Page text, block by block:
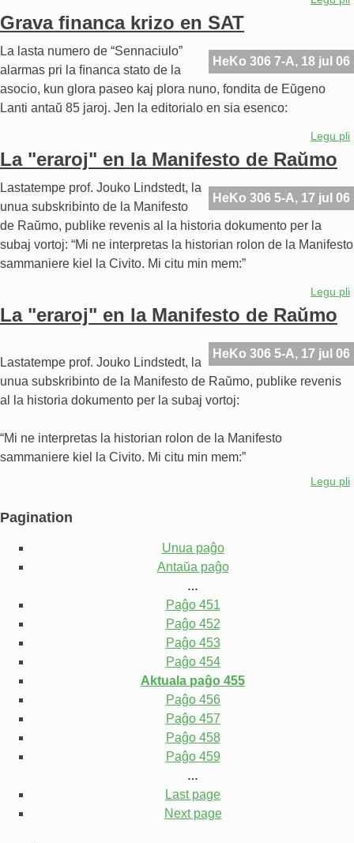
Grava financa krizo en SAT
HeKo 306 7-A, 18 jul 06
La lasta numero de “Sennaciulo”
alarmas pri la ﬁnanca stato de la
asocio, kun glora paseo kaj plora nuno, fondita de Eŭgeno
Lanti antaŭ 85 jaroj. Jen la editorialo en sia esenco:
Legu pli
La "eraroj" en la Manifesto de Raŭmo
HeKo 306 5-A, 17 jul 06
Lastatempe prof. Jouko Lindstedt, la
unua subskribinto de la Manifesto
de Raŭmo, publike revenis al la historia dokumento per la
subaj vortoj: “Mi ne interpretas la historian rolon de la Manifesto
sammaniere kiel la Civito. Mi citu min mem:”
Legu pli
La "eraroj" en la Manifesto de Raŭmo
HeKo 306 5-A, 17 jul 06
Lastatempe prof. Jouko Lindstedt, la
unua subskribinto de la Manifesto de Raŭmo, publike revenis
al la historia dokumento per la subaj vortoj:
“Mi ne interpretas la historian rolon de la Manifesto
sammaniere kiel la Civito. Mi citu min mem:”
Legu pli
Pagination
Unua paĝo
Antaŭa paĝo
…
Paĝo 451
Paĝo 452
Paĝo 453
Paĝo 454
Aktuala paĝo 455
Paĝo 456
Paĝo 457
Paĝo 458
Paĝo 459
…
Last page
Next page